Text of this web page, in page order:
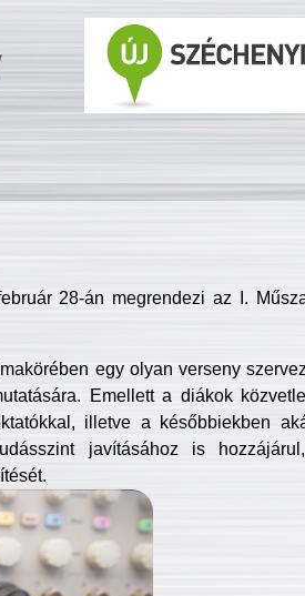
28-án megrendezi az I.
egy olyan verseny
Emellett a diákok
illetve a későbbiekben
javításához is